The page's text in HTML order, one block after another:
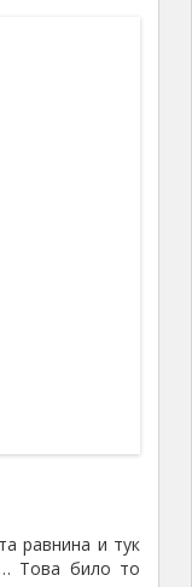
фурми не
круши от
и твърди.